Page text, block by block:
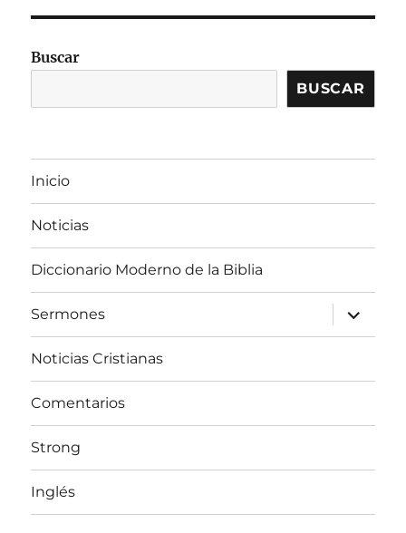
Buscar
BUSCAR
Inicio
Noticias
Diccionario Moderno de la Biblia
Sermones
expandir
el
menú
Noticias Cristianas
Comentarios
Strong
Inglés